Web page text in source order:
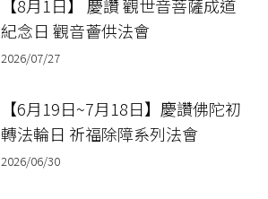
【8月1日】 慶讚 觀世音菩薩成道
紀念日 觀音薈供法會
2026/07/27
【6月19日~7月18日】慶讚佛陀初
轉法輪日 祈福除障系列法會
2026/06/30